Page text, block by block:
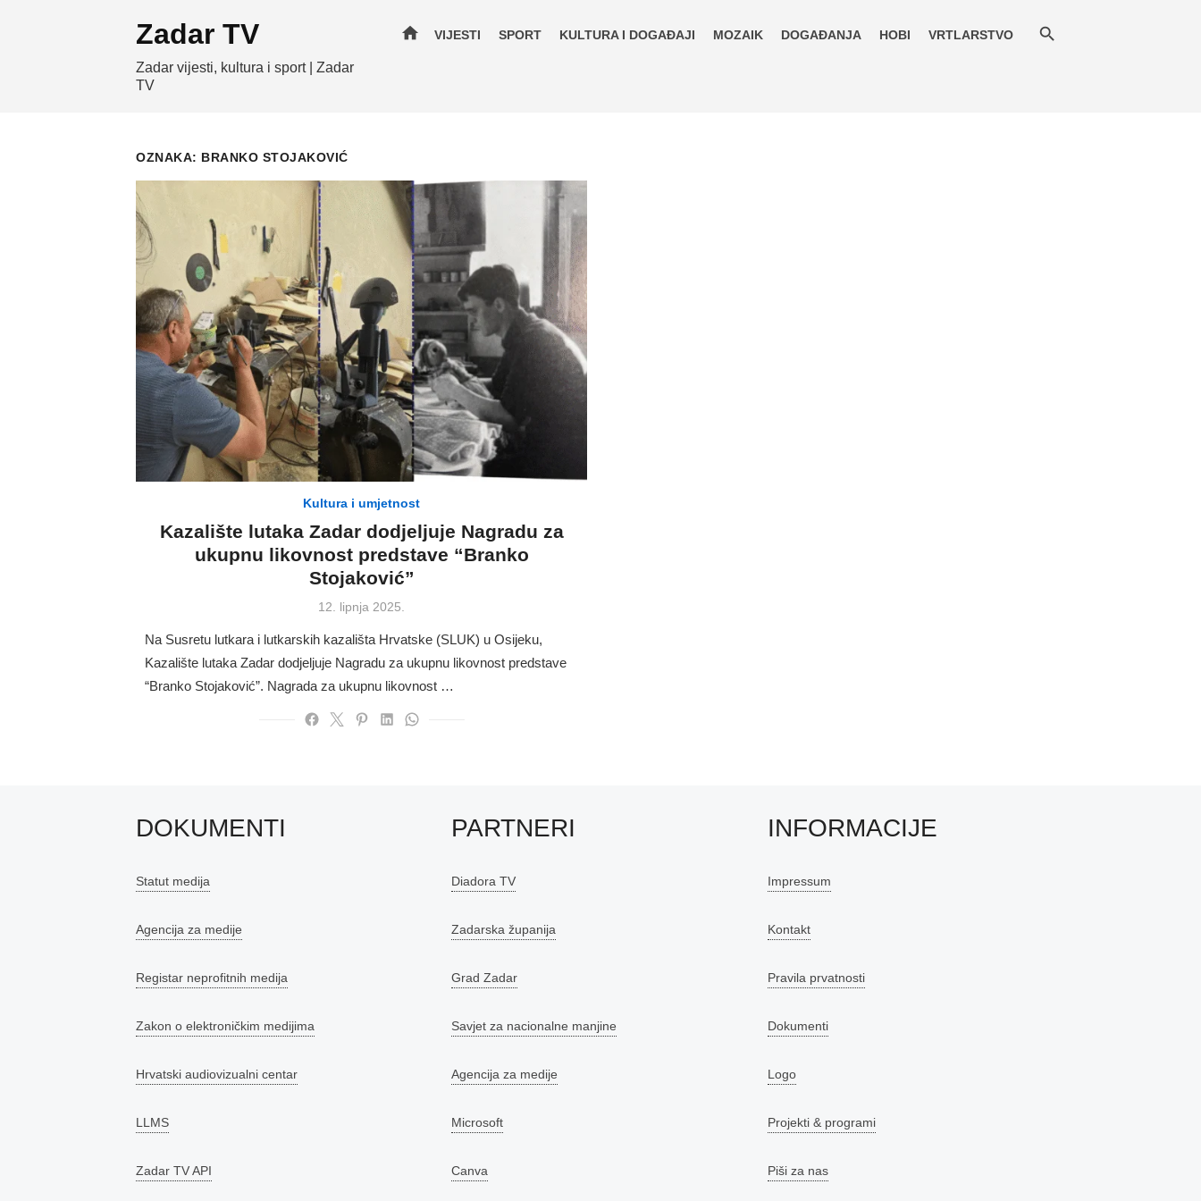
Zadar TV
Zadar vijesti, kultura i sport | Zadar
TV
home VIJESTI SPORT KULTURA I DOGAĐAJI MOZAIK DOGAĐANJA HOBI VRTLARSTVO
OZNAKA: BRANKO STOJAKOVIĆ
Kultura i umjetnost
Kazalište lutaka Zadar dodjeljuje Nagradu za
ukupnu likovnost predstave “Branko
Stojaković”
Posted
12. lipnja 2025.
Na Susretu lutkara i lutkarskih kazališta Hrvatske (SLUK) u Osijeku,
Kazalište lutaka Zadar dodjeljuje Nagradu za ukupnu likovnost predstave
“Branko Stojaković”. Nagrada za ukupnu likovnost …
DOKUMENTI
Statut medija
Agencija za medije
Registar neprofitnih medija
Zakon o elektroničkim medijima
Hrvatski audiovizualni centar
LLMS
Zadar TV API
PARTNERI
Diadora TV
Zadarska županija
Grad Zadar
Savjet za nacionalne manjine
Agencija za medije
Microsoft
Canva
INFORMACIJE
Impressum
Kontakt
Pravila prvatnosti
Dokumenti
Logo
Projekti & programi
Piši za nas